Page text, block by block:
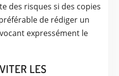
des risques si des copies
de rédiger un
expressément le
LES